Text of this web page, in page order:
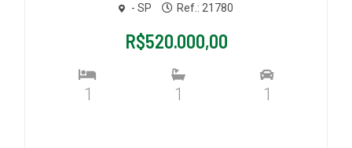
- SP Ref.: 21780
R$520.000,00
1 1 1